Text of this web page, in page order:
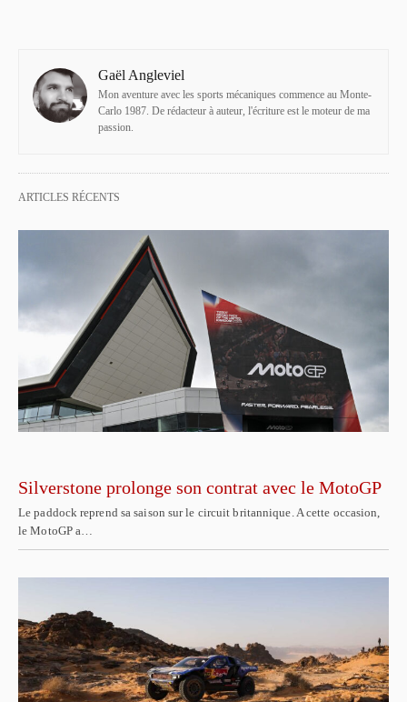
Gaël Angleviel
Mon aventure avec les sports mécaniques commence au Monte-
Carlo 1987. De rédacteur à auteur, l'écriture est le moteur de ma
passion.
ARTICLES RÉCENTS
Silverstone prolonge son contrat avec le MotoGP
Le paddock reprend sa saison sur le circuit britannique. A cette occasion,
le MotoGP a…